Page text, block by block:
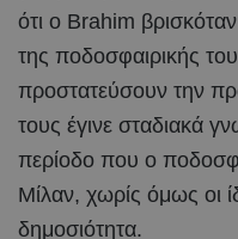
ότι ο Brahim
της ποδοσφαιρικής
προστατεύσουν την
τους έγινε σταδιακά
περίοδο που ο
Μίλαν, χωρίς όμως οι
δημοσιότητα.